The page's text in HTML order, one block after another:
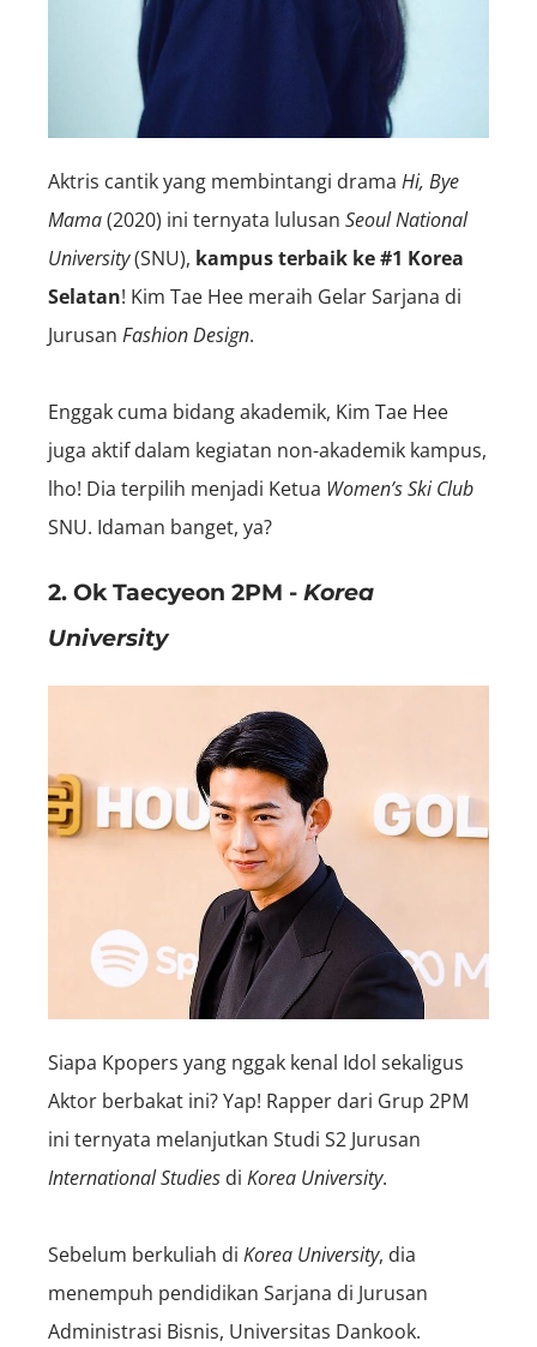
Aktris cantik yang membintangi drama Hi, Bye
Mama(2020) ini ternyata lulusan Seoul National
University(SNU), kampus terbaik ke #1 Korea
Selatan! Kim Tae Hee meraih Gelar Sarjana di
Jurusan Fashion Design.
Enggak cuma bidang akademik, Kim Tae Hee
juga aktif dalam kegiatan non-akademik kampus,
lho! Dia terpilih menjadi Ketua Women’s Ski Club
SNU. Idaman banget, ya?
2. Ok Taecyeon 2PM - Korea
University
Siapa Kpopers yang nggak kenal Idol sekaligus
Aktor berbakat ini? Yap! Rapper dari Grup 2PM
ini ternyata melanjutkan Studi S2 Jurusan
International Studies di Korea University.
Sebelum berkuliah di Korea University, dia
menempuh pendidikan Sarjana di Jurusan
Administrasi Bisnis, Universitas Dankook.